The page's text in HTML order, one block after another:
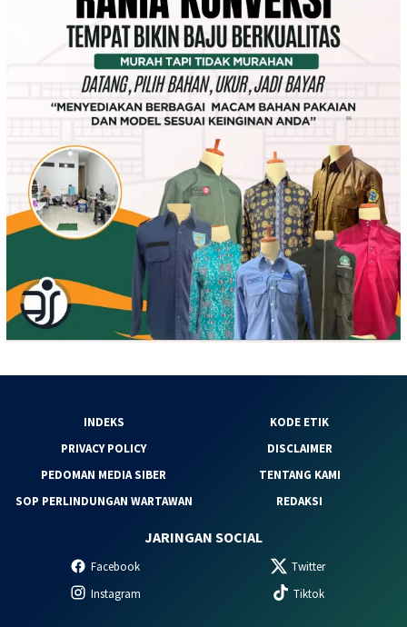
INDEKS
KODE ETIK
PRIVACY POLICY
DISCLAIMER
PEDOMAN MEDIA SIBER
TENTANG KAMI
SOP PERLINDUNGAN WARTAWAN
REDAKSI
JARINGAN SOCIAL
Facebook
Twitter
Instagram
Tiktok